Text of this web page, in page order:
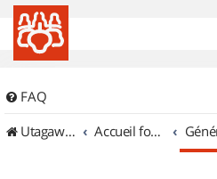
FAQ
UtagawaVTT (Randos VTT et VTTAE avec traces GPS)
Accueil forum